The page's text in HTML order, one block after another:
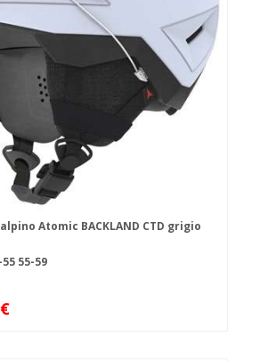
Atomic BACKLAND CTD grigio
55 55-59